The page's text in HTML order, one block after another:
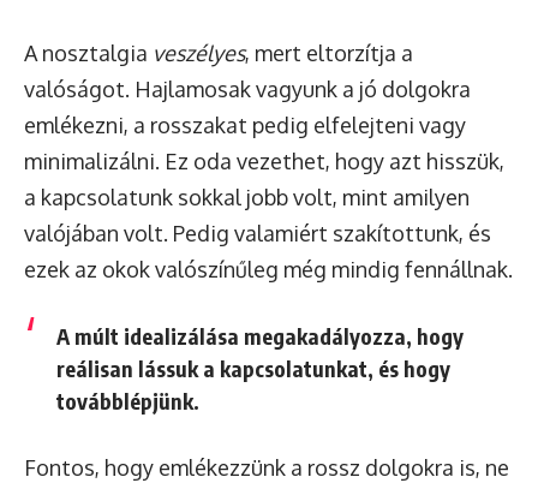
A nosztalgia veszélyes, mert eltorzítja a
valóságot. Hajlamosak vagyunk a jó dolgokra
emlékezni, a rosszakat pedig elfelejteni vagy
minimalizálni. Ez oda vezethet, hogy azt hisszük,
a kapcsolatunk sokkal jobb volt, mint amilyen
valójában volt. Pedig valamiért szakítottunk, és
ezek az okok valószínűleg még mindig fennállnak.
A múlt idealizálása megakadályozza, hogy
reálisan lássuk a kapcsolatunkat, és hogy
továbblépjünk.
Fontos, hogy emlékezzünk a rossz dolgokra is, ne